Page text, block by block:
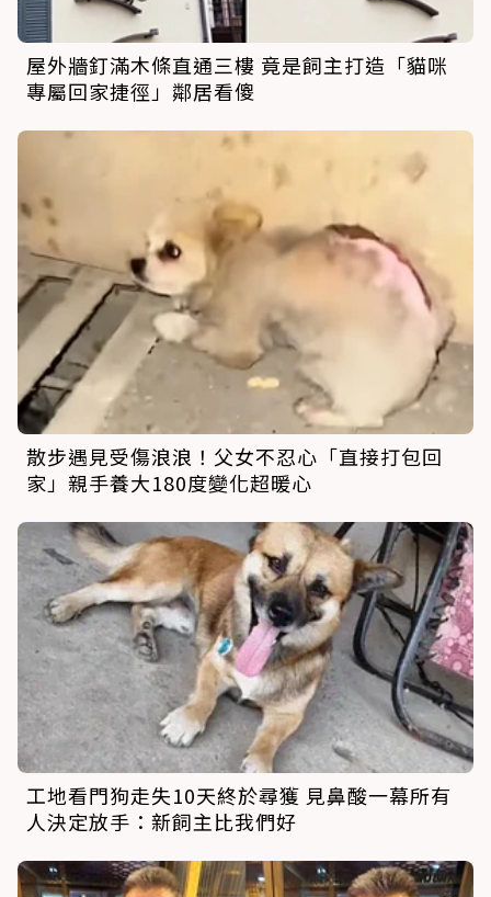
屋外牆釘滿木條直通三樓 竟是飼主打造「貓咪
專屬回家捷徑」鄰居看傻
散步遇見受傷浪浪！父女不忍心「直接打包回
家」親手養大180度變化超暖心
工地看門狗走失10天終於尋獲 見鼻酸一幕所有
人決定放手：新飼主比我們好